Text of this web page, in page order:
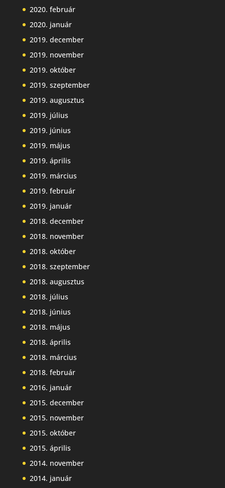
2020. február
2020. január
2019. december
2019. november
2019. október
2019. szeptember
2019. augusztus
2019. július
2019. június
2019. május
2019. április
2019. március
2019. február
2019. január
2018. december
2018. november
2018. október
2018. szeptember
2018. augusztus
2018. július
2018. június
2018. május
2018. április
2018. március
2018. február
2016. január
2015. december
2015. november
2015. október
2015. április
2014. november
2014. január